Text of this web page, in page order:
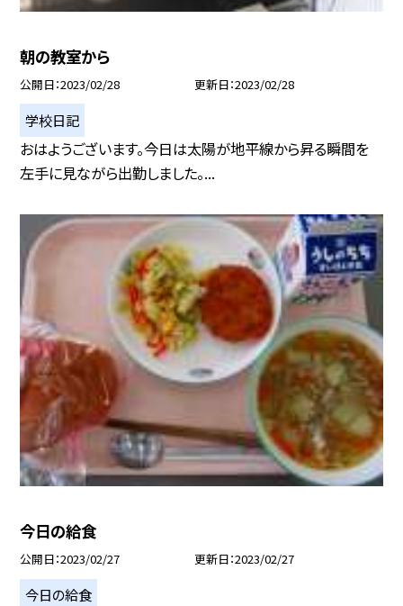
朝の教室から
公開日 2023/02/28 更新日 2023/02/28
学校日記
おはようございます。今日は太陽が地平線から昇る瞬間を
左手に見ながら出勤しました。...
今日の給食
公開日 2023/02/27 更新日 2023/02/27
今日の給食